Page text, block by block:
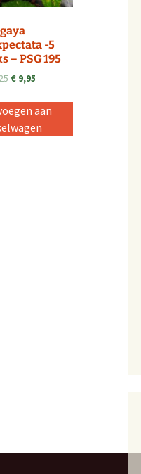
-5
– PSG 195
Oorspronkelijke
was:
€ 16,25.
€ 9,95
is:
aan